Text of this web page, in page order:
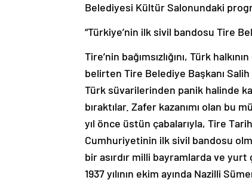
Belediyesi Kültür Salonundaki
“Türkiye’nin ilk sivil bandosu Tire
Tire’nin bağımsızlığını, Türk
belirten Tire Belediye Başkanı
Türk süvarilerinden panik halinde
bıraktılar. Zafer kazanımı olan bu
yıl önce üstün çabalarıyla, Tire
Cumhuriyetinin ilk sivil bandosu
bir asırdır milli bayramlarda ve
1937 yılının ekim ayında Nazilli